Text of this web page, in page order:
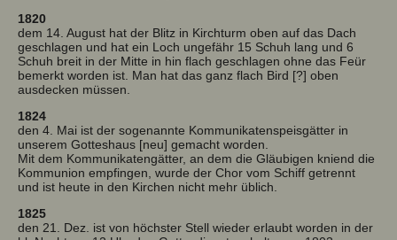
1820
dem 14. August hat der Blitz in Kirchturm oben auf das Dach
geschlagen und hat ein Loch ungefähr 15 Schuh lang und 6
Schuh breit in der Mitte in hin flach geschlagen ohne das Feür
bemerkt worden ist. Man hat das ganz flach Bird [?] oben
ausdecken müssen.
1824
den 4. Mai ist der sogenannte Kommunikatenspeisgätter in
unserem Gotteshaus [neu] gemacht worden.
Mit dem Kommunikatengätter, an dem die Gläubigen kniend die
Kommunion empfingen, wurde der Chor vom Schiff getrennt
und ist heute in den Kirchen nicht mehr üblich.
1825
den 21. Dez. ist von höchster Stell wieder erlaubt worden in der